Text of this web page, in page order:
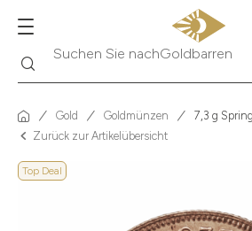
Suchen Sie nach
Gold Goldmünzen
7,3 g
Zurück zur Artikelübersicht
Top Deal